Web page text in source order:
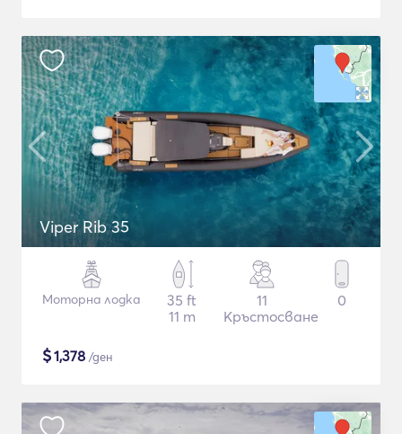
Viper Rib 35
Моторна лодка
35 ft
11 m
11
Кръстосване
0
$1,378 /ден